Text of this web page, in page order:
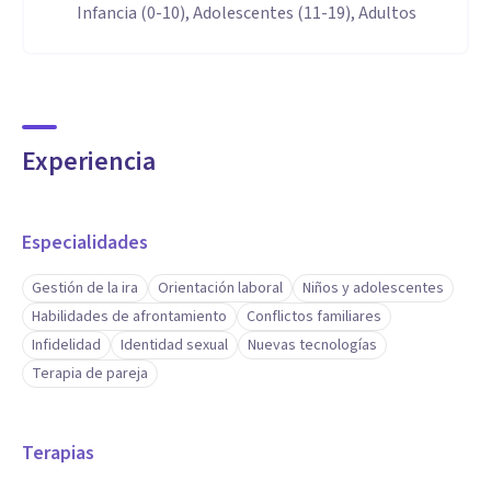
Infancia (0-10), Adolescentes (11-19), Adultos
Experiencia
Especialidades
Gestión de la ira Orientación laboral
Niños y adolescentes
Habilidades de afrontamiento
Conflictos familiares
Infidelidad
Identidad sexual
Nuevas tecnologías
Terapia de pareja
Terapias